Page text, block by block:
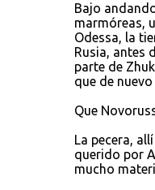
Bajo
marmóreas,
Odessa, la
Rusia, antes
parte de
que de
Que
La pecera,
querido por
mucho